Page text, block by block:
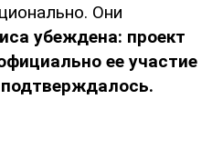
Они
убеждена: проект
ее участие
подтверждалось.